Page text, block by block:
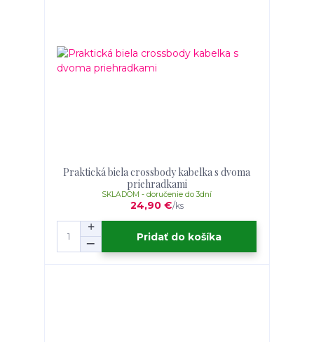
Praktická biela crossbody kabelka s dvoma
priehradkami
24,90 €/ks
SKLADOM - doručenie do 3dní
Pridať do košíka